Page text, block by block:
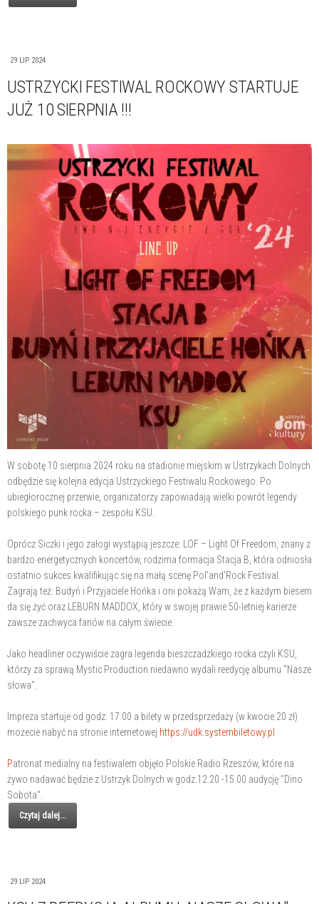
29 LIP 2024
USTRZYCKI FESTIWAL ROCKOWY STARTUJE
JUŻ 10 SIERPNIA !!!
W sobotę 10 sierpnia 2024 roku na stadionie miejskim w Ustrzykach Dolnych
odbędzie się kolejna edycja Ustrzyckiego Festiwalu Rockowego. Po
ubiegłorocznej przerwie, organizatorzy zapowiadają wielki powrót legendy
polskiego punk rocka – zespołu KSU.
Oprócz Siczki i jego załogi wystąpią jeszcze: LOF – Light Of Freedom, znany z
bardzo energetycznych koncertów, rodzima formacja Stacja B, która odniosła
ostatnio sukces kwalifikując się na małą scenę Pol'and'Rock Festival.
Zagrają też: Budyń i Przyjaciele Hońka i oni pokażą Wam, że z każdym biesem
da się żyć oraz LEBURN MADDOX, który w swojej prawie 50-letniej karierze
zawsze zachwyca fanów na całym świecie.
Jako headliner oczywiście zagra legenda bieszczadzkiego rocka czyli KSU,
którzy za sprawą Mystic Production niedawno wydali reedycję albumu "Nasze
słowa".
Impreza startuje od godz. 17.00 a bilety w przedsprzedaży (w kwocie 20 zł)
możecie nabyć na stronie internetowej https://udk.systembiletowy.pl
Patronat medialny na festiwalem objęło Polskie Radio Rzeszów, które na
żywo nadawać będzie z Ustrzyk Dolnych w godz.12.20 -15.00 audycję "Dino
Sobota".
Czytaj dalej...
29 LIP 2024